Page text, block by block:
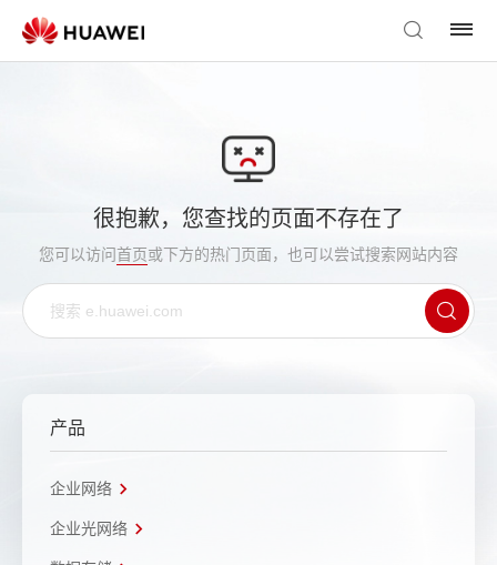
很抱歉，您查找的页面不存在了
您可以访问首页或下方的热门页面，也可以尝试搜索网站内容
产品
企业网络
企业光网络